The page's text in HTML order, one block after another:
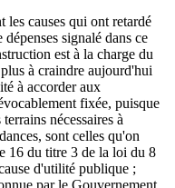
les causes qui ont retardé
signalé dans ce
est à la charge du
à craindre aujourd'hui
à accorder aux
fixée, puisque
nécessaires à
sont celles qu'on
16 du titre 3 de la loi du 8
d'utilité publique ;